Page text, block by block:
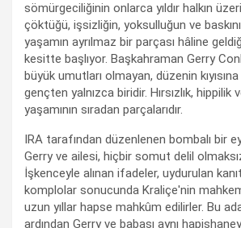
sömürgeciliğinin onlarca yıldır halkın
çöktüğü, işsizliğin, yoksulluğun ve
yaşamın ayrılmaz bir parçası hâline
kesitte başlıyor. Başkahraman Gerry
büyük umutları olmayan, düzenin
gençten yalnızca biridir. Hırsızlık, hippilik
yaşamının sıradan parçalarıdır.
IRA tarafından düzenlenen bombalı bir
Gerry ve ailesi, hiçbir somut delil
İşkenceyle alınan ifadeler, uydurulan
komplolar sonucunda Kraliçe'nin
uzun yıllar hapse mahkûm edilirler. Bu
ardından Gerry ve babası aynı